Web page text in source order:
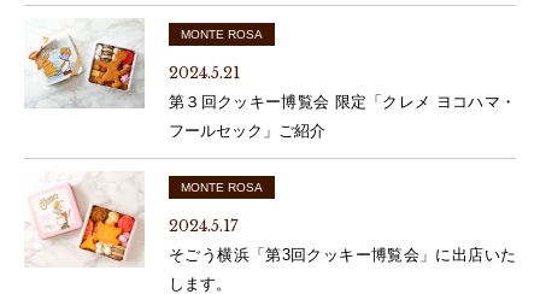
MONTE ROSA
2024.5.21
第３回クッキー博覧会 限定「クレメ ヨコハマ・
フールセック」ご紹介
MONTE ROSA
2024.5.17
そごう横浜「第3回クッキー博覧会」に出店いた
します。